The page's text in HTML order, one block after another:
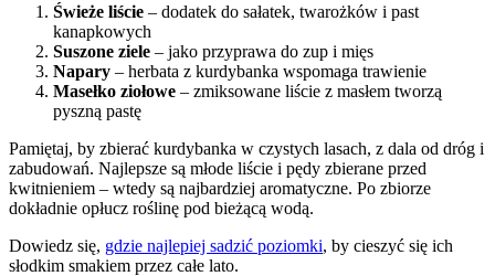
Świeże liście – dodatek do sałatek, twarożków i past
kanapkowych
Suszone ziele – jako przyprawa do zup i mięs
Napary – herbata z kurdybanka wspomaga trawienie
Masełko ziołowe – zmiksowane liście z masłem tworzą
pyszną pastę
Pamiętaj, by zbierać kurdybanka w czystych lasach, z dala od dróg i
zabudowań. Najlepsze są młode liście i pędy zbierane przed
kwitnieniem – wtedy są najbardziej aromatyczne. Po zbiorze
dokładnie opłucz roślinę pod bieżącą wodą.
Dowiedz się, gdzie najlepiej sadzić poziomki, by cieszyć się ich
słodkim smakiem przez całe lato.